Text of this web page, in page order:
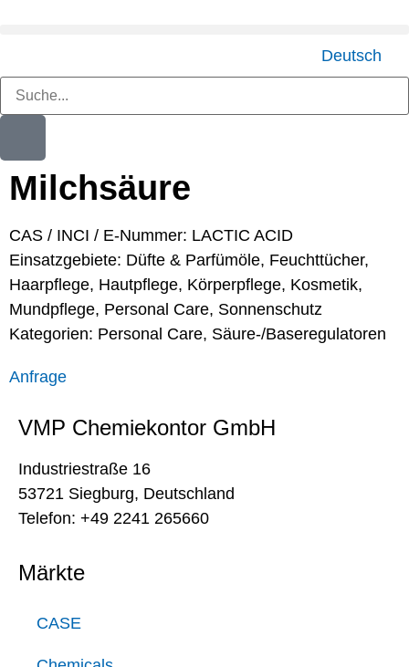
Deutsch
Milchsäure
CAS / INCI / E-Nummer: LACTIC ACID
Einsatzgebiete: Düfte & Parfümöle, Feuchttücher,
Haarpflege, Hautpflege, Körperpflege, Kosmetik,
Mundpflege, Personal Care, Sonnenschutz
Kategorien: Personal Care, Säure-/Baseregulatoren
Anfrage
VMP Chemiekontor GmbH
Industriestraße 16
53721 Siegburg, Deutschland
Telefon: +49 2241 265660
Märkte
CASE